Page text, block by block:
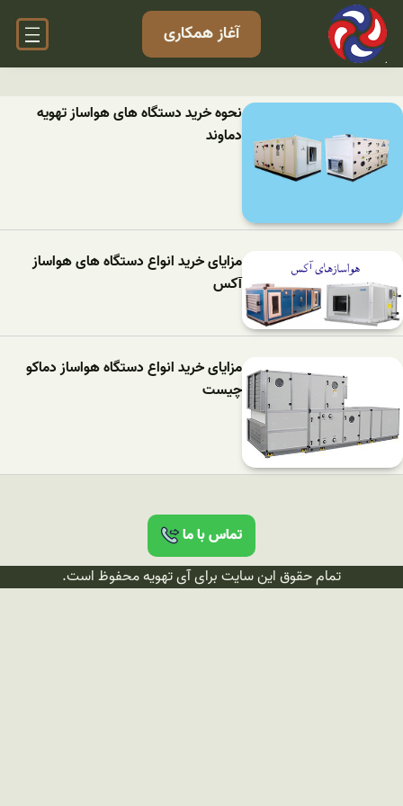
آغاز همکاری
نحوه خرید دستگاه های هواساز تهویه
دماوند
مزایای خرید انواع دستگاه های هواساز
آکس
مزایای خرید انواع دستگاه هواساز دماکو
چیست
تماس با ما
تمام حقوق این سایت برای آی تهویه محفوظ است.